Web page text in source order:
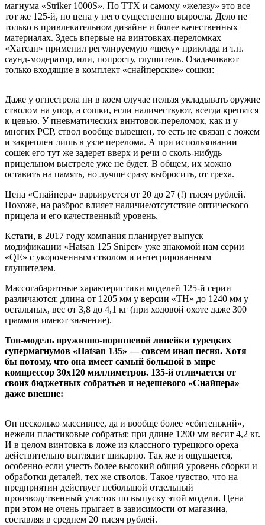
магнума «Striker 1000S». По ТТХ и самому «железу» это все
тот же 125-й, но цена у него существенно выросла. Дело не
только в привлекательном дизайне и более качественных
материалах. Здесь впервые на винтовках-переломках
«Хатсан» применил регулируемую «щеку» приклада и т.н.
саунд-модератор, или, попросту, глушитель. Озадачивают
только входящие в комплект «снайперские» сошки:
Даже у огнестрела ни в коем случае нельзя укладывать оружие
стволом на упор, а сошки, если наличествуют, всегда крепятся
к цевью. У пневматических винтовок-переломок, как и у
многих PCP, ствол вообще вывешен, то есть не связан с ложем
и закреплен лишь в узле перелома. А при использовании
сошек его тут же задерет вверх и речи о сколь-нибудь
прицельном выстреле уже не будет. В общем, их можно
оставить на память, но лучше сразу выбросить, от греха.
Цена «Снайпера» варьируется от 20 до 27 (!) тысяч рублей.
Похоже, на разброс влияет наличие/отсутствие оптического
прицела и его качественный уровень.
Кстати, в 2017 году компания планирует выпуск
модификации «Hatsan 125 Sniper» уже знакомой нам серии
«QE» с укороченным стволом и интегрированным
глушителем.
Массогабаритные характеристики моделей 125-й серии
различаются: длина от 1205 мм у версии «ТН» до 1240 мм у
остальных, вес от 3,8 до 4,1 кг (при ходовой охоте даже 300
граммов имеют значение).
Топ-модель пружинно-поршневой линейки турецких
супермагнумов «Hatsan 135» — совсем иная песня. Хотя
бы потому, что она имеет самый большой в мире
компрессор 30х120 миллиметров. 135-й отличается от
своих бюджетных собратьев и недешевого «Снайпера»
даже внешне:
Он несколько массивнее, да и вообще более «сбитенький»,
нежели пластиковые собратья: при длине 1200 мм весит 4,2 кг.
И в целом винтовка в ложе из классного турецкого ореха
действительно выглядит шикарно. Так же и ощущается,
особенно если учесть более высокий общий уровень сборки и
обработки деталей, тех же стволов. Такое чувство, что на
предприятии действует небольшой отдельный
производственный участок по выпуску этой модели. Цена
при этом не очень прыгает в зависимости от магазина,
составляя в среднем 20 тысяч рублей.